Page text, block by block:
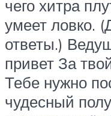
чего хитра
умеет ловко.
ответы.)
привет За
Тебе нужно
чудесный